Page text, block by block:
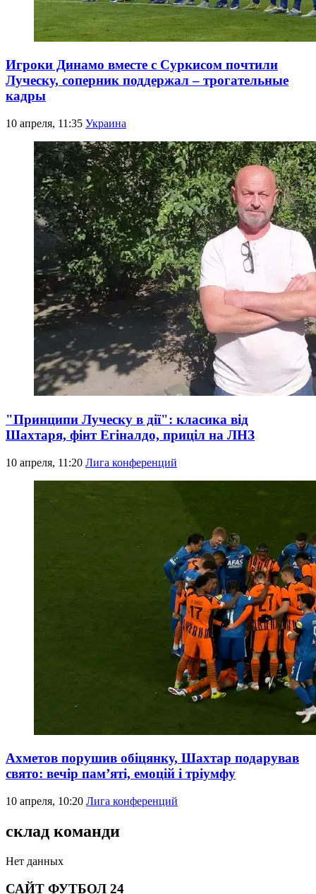
Игроки Динамо вместе с Суркисом почтили
Луческу, соперник поддержал – трогательные
кадры
10 апреля, 11:35 Украина
"Принципи Луческу в дії": класика від
Шахтаря, фінт Егіналдо, приціл на ЛНЗ
10 апреля, 11:20 Лига конференций
Ахметов порушив обіцянку, Шахтар подарував
свято: вечір пам’яті, емоцій і тріумфу
10 апреля, 10:20 Лига конференций
склад команди
Нет данных
САЙТ ФУТБОЛ 24